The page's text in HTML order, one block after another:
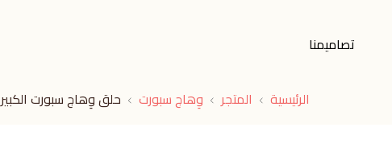
تصاميمنا
الرئيسية المتجر وِهاج سبورت حلق وِهاج سبورت الكبير